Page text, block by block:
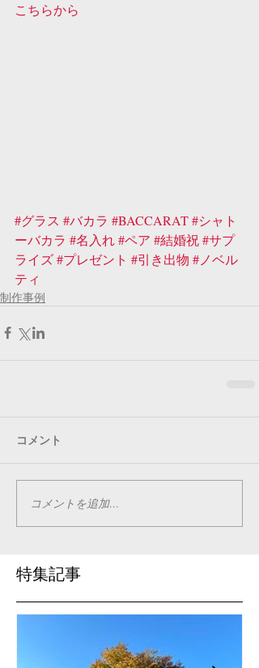
こちらから
#グラス #バカラ #BACCARAT#シャト
ーバカラ #名入れ#ペア #結婚祝#サプ
ライズ#プレゼント #引き出物 #ノベル
ティ
制作事例
コメント
コメントを追加…
特集記事